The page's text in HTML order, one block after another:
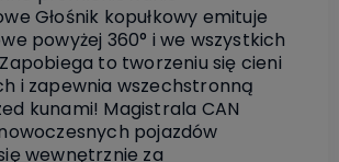
Głośnik kopułkowy emituje
powyżej 360° i we wszystkich
to tworzeniu się cieni
i zapewnia wszechstronną
kunami! Magistrala CAN
pojazdów
wewnętrznie za